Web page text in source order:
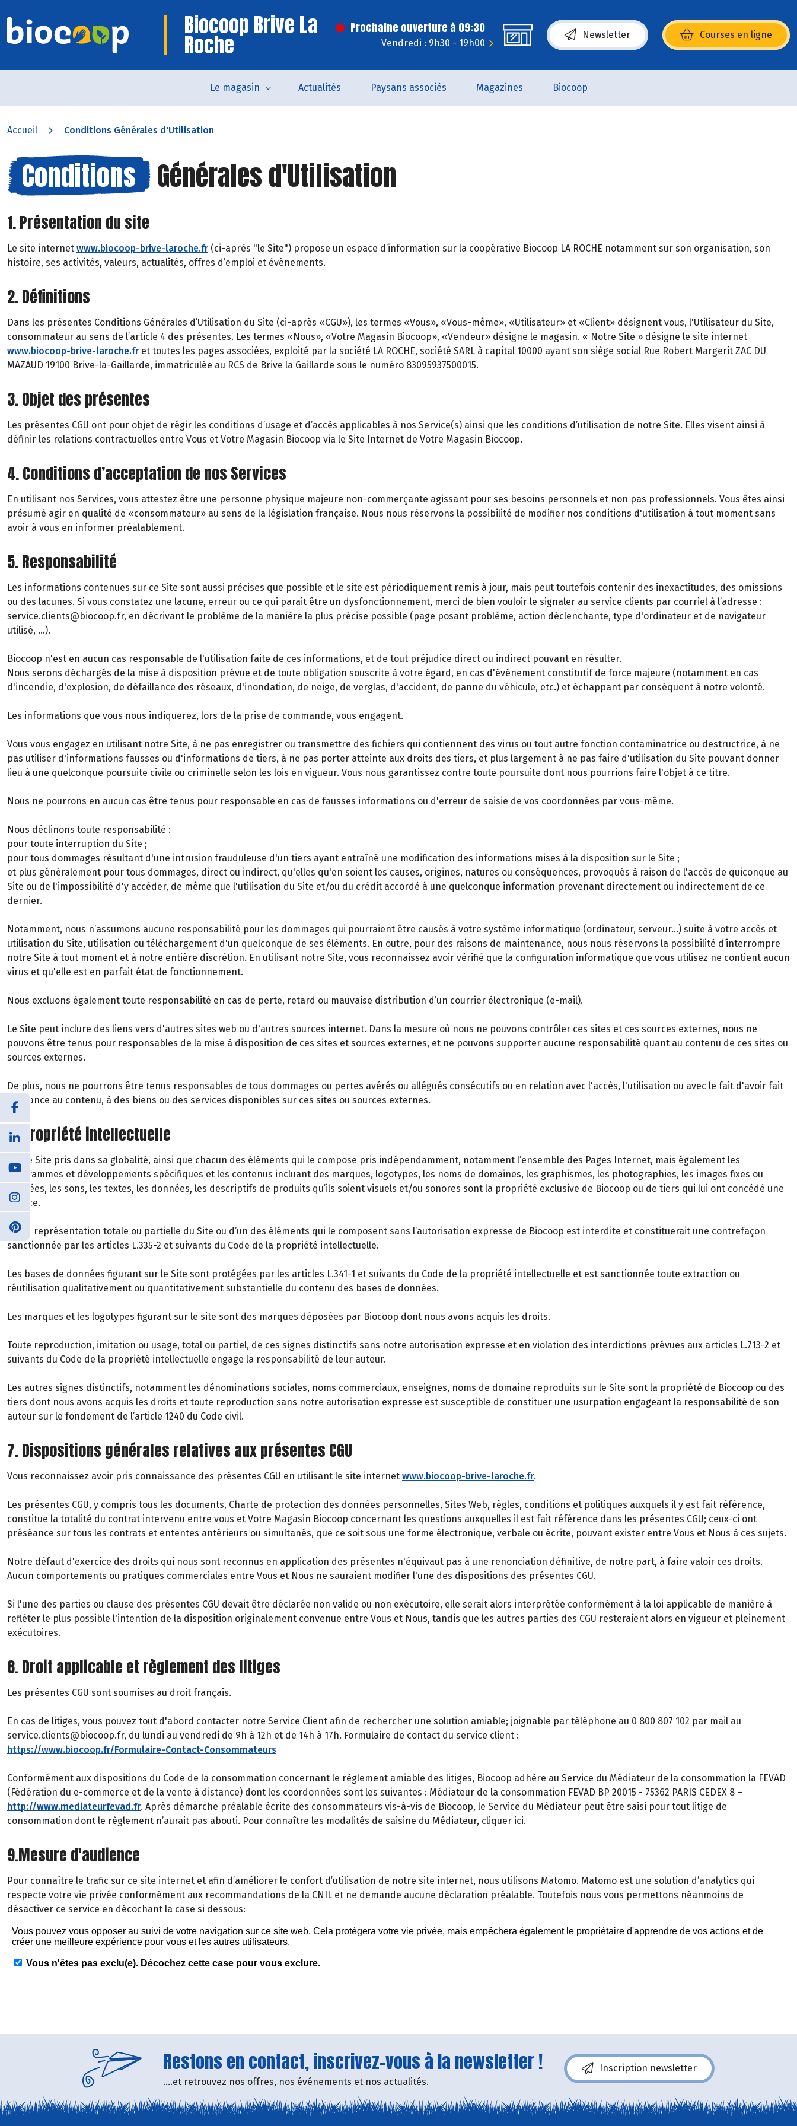
Biocoop Brive La
Roche
Prochaine ouverture à 09:30
Vendredi : 9h30 - 19h00
Newsletter Courses en ligne
(s’ouvre dans une nouvelle fenêtre)
Le magasin Actualités Paysans associés Magazines Biocoop
Accueil Conditions Générales d'Utilisation
Conditions Générales d'Utilisation
1. Présentation du site
Le site internet www.biocoop-brive-laroche.fr (ci-après "le Site") propose un espace d’information sur la coopérative Biocoop LA ROCHE notamment sur son organisation, son
histoire, ses activités, valeurs, actualités, offres d’emploi et évènements.
2. Définitions
Dans les présentes Conditions Générales d’Utilisation du Site (ci-après «CGU»), les termes «Vous», «Vous-même», «Utilisateur» et «Client» désignent vous, l'Utilisateur du Site,
consommateur au sens de l’article 4 des présentes. Les termes «Nous», «Votre Magasin Biocoop», «Vendeur» désigne le magasin. « Notre Site » désigne le site internet
www.biocoop-brive-laroche.fr et toutes les pages associées, exploité par la société LA ROCHE, société SARL à capital 10000 ayant son siège social Rue Robert Margerit ZAC DU
MAZAUD 19100 Brive-la-Gaillarde, immatriculée au RCS de Brive la Gaillarde sous le numéro 83095937500015.
3. Objet des présentes
Les présentes CGU ont pour objet de régir les conditions d’usage et d’accès applicables à nos Service(s) ainsi que les conditions d’utilisation de notre Site. Elles visent ainsi à
définir les relations contractuelles entre Vous et Votre Magasin Biocoop via le Site Internet de Votre Magasin Biocoop.
4. Conditions d’acceptation de nos Services
En utilisant nos Services, vous attestez être une personne physique majeure non-commerçante agissant pour ses besoins personnels et non pas professionnels. Vous êtes ainsi
présumé agir en qualité de «consommateur» au sens de la législation française. Nous nous réservons la possibilité de modifier nos conditions d'utilisation à tout moment sans
avoir à vous en informer préalablement.
5. Responsabilité
Les informations contenues sur ce Site sont aussi précises que possible et le site est périodiquement remis à jour, mais peut toutefois contenir des inexactitudes, des omissions
ou des lacunes. Si vous constatez une lacune, erreur ou ce qui parait être un dysfonctionnement, merci de bien vouloir le signaler au service clients par courriel à l’adresse :
service.clients@biocoop.fr, en décrivant le problème de la manière la plus précise possible (page posant problème, action déclenchante, type d'ordinateur et de navigateur
utilisé, …).
Biocoop n'est en aucun cas responsable de l'utilisation faite de ces informations, et de tout préjudice direct ou indirect pouvant en résulter.
Nous serons déchargés de la mise à disposition prévue et de toute obligation souscrite à votre égard, en cas d'événement constitutif de force majeure (notamment en cas
d'incendie, d'explosion, de défaillance des réseaux, d'inondation, de neige, de verglas, d'accident, de panne du véhicule, etc.) et échappant par conséquent à notre volonté.
Les informations que vous nous indiquerez, lors de la prise de commande, vous engagent.
Vous vous engagez en utilisant notre Site, à ne pas enregistrer ou transmettre des fichiers qui contiennent des virus ou tout autre fonction contaminatrice ou destructrice, à ne
pas utiliser d'informations fausses ou d'informations de tiers, à ne pas porter atteinte aux droits des tiers, et plus largement à ne pas faire d'utilisation du Site pouvant donner
lieu à une quelconque poursuite civile ou criminelle selon les lois en vigueur. Vous nous garantissez contre toute poursuite dont nous pourrions faire l'objet à ce titre.
Nous ne pourrons en aucun cas être tenus pour responsable en cas de fausses informations ou d'erreur de saisie de vos coordonnées par vous-même.
Nous déclinons toute responsabilité :
pour toute interruption du Site ;
pour tous dommages résultant d'une intrusion frauduleuse d'un tiers ayant entraîné une modification des informations mises à la disposition sur le Site ;
et plus généralement pour tous dommages, direct ou indirect, qu'elles qu'en soient les causes, origines, natures ou conséquences, provoqués à raison de l'accès de quiconque au
Site ou de l'impossibilité d'y accéder, de même que l'utilisation du Site et/ou du crédit accordé à une quelconque information provenant directement ou indirectement de ce
dernier.
Notamment, nous n’assumons aucune responsabilité pour les dommages qui pourraient être causés à votre système informatique (ordinateur, serveur…) suite à votre accès et
utilisation du Site, utilisation ou téléchargement d'un quelconque de ses éléments. En outre, pour des raisons de maintenance, nous nous réservons la possibilité d’interrompre
notre Site à tout moment et à notre entière discrétion. En utilisant notre Site, vous reconnaissez avoir vérifié que la configuration informatique que vous utilisez ne contient aucun
virus et qu'elle est en parfait état de fonctionnement.
Nous excluons également toute responsabilité en cas de perte, retard ou mauvaise distribution d’un courrier électronique (e-mail).
Le Site peut inclure des liens vers d'autres sites web ou d'autres sources internet. Dans la mesure où nous ne pouvons contrôler ces sites et ces sources externes, nous ne
pouvons être tenus pour responsables de la mise à disposition de ces sites et sources externes, et ne pouvons supporter aucune responsabilité quant au contenu de ces sites ou
sources externes.
De plus, nous ne pourrons être tenus responsables de tous dommages ou pertes avérés ou allégués consécutifs ou en relation avec l'accès, l'utilisation ou avec le fait d'avoir fait
confiance au contenu, à des biens ou des services disponibles sur ces sites ou sources externes.
6. Propriété intellectuelle
Notre Site pris dans sa globalité, ainsi que chacun des éléments qui le compose pris indépendamment, notamment l’ensemble des Pages Internet, mais également les
programmes et développements spécifiques et les contenus incluant des marques, logotypes, les noms de domaines, les graphismes, les photographies, les images fixes ou
animées, les sons, les textes, les données, les descriptifs de produits qu’ils soient visuels et/ou sonores sont la propriété exclusive de Biocoop ou de tiers qui lui ont concédé une
licence.
Toute représentation totale ou partielle du Site ou d’un des éléments qui le composent sans l’autorisation expresse de Biocoop est interdite et constituerait une contrefaçon
sanctionnée par les articles L.335-2 et suivants du Code de la propriété intellectuelle.
Les bases de données figurant sur le Site sont protégées par les articles L.341-1 et suivants du Code de la propriété intellectuelle et est sanctionnée toute extraction ou
réutilisation qualitativement ou quantitativement substantielle du contenu des bases de données.
Les marques et les logotypes figurant sur le site sont des marques déposées par Biocoop dont nous avons acquis les droits.
Toute reproduction, imitation ou usage, total ou partiel, de ces signes distinctifs sans notre autorisation expresse et en violation des interdictions prévues aux articles L.713-2 et
suivants du Code de la propriété intellectuelle engage la responsabilité de leur auteur.
Les autres signes distinctifs, notamment les dénominations sociales, noms commerciaux, enseignes, noms de domaine reproduits sur le Site sont la propriété de Biocoop ou des
tiers dont nous avons acquis les droits et toute reproduction sans notre autorisation expresse est susceptible de constituer une usurpation engageant la responsabilité de son
auteur sur le fondement de l’article 1240 du Code civil.
7. Dispositions générales relatives aux présentes CGU
Vous reconnaissez avoir pris connaissance des présentes CGU en utilisant le site internet www.biocoop-brive-laroche.fr.
Les présentes CGU, y compris tous les documents, Charte de protection des données personnelles, Sites Web, règles, conditions et politiques auxquels il y est fait référence,
constitue la totalité du contrat intervenu entre vous et Votre Magasin Biocoop concernant les questions auxquelles il est fait référence dans les présentes CGU; ceux-ci ont
préséance sur tous les contrats et ententes antérieurs ou simultanés, que ce soit sous une forme électronique, verbale ou écrite, pouvant exister entre Vous et Nous à ces sujets.
Notre défaut d'exercice des droits qui nous sont reconnus en application des présentes n'équivaut pas à une renonciation définitive, de notre part, à faire valoir ces droits.
Aucun comportements ou pratiques commerciales entre Vous et Nous ne sauraient modifier l'une des dispositions des présentes CGU.
Si l'une des parties ou clause des présentes CGU devait être déclarée non valide ou non exécutoire, elle serait alors interprétée conformément à la loi applicable de manière à
refléter le plus possible l'intention de la disposition originalement convenue entre Vous et Nous, tandis que les autres parties des CGU resteraient alors en vigueur et pleinement
exécutoires.
8. Droit applicable et règlement des litiges
Les présentes CGU sont soumises au droit français.
En cas de litiges, vous pouvez tout d'abord contacter notre Service Client afin de rechercher une solution amiable; joignable par téléphone au 0 800 807 102 par mail au
service.clients@biocoop.fr, du lundi au vendredi de 9h à 12h et de 14h à 17h. Formulaire de contact du service client :
https://www.biocoop.fr/Formulaire-Contact-Consommateurs
Conformément aux dispositions du Code de la consommation concernant le règlement amiable des litiges, Biocoop adhère au Service du Médiateur de la consommation la FEVAD
(Fédération du e-commerce et de la vente à distance) dont les coordonnées sont les suivantes : Médiateur de la consommation FEVAD BP 20015 - 75362 PARIS CEDEX 8 –
http://www.mediateurfevad.fr. Après démarche préalable écrite des consommateurs vis-à-vis de Biocoop, le Service du Médiateur peut être saisi pour tout litige de
consommation dont le règlement n’aurait pas abouti. Pour connaître les modalités de saisine du Médiateur, cliquer ici.
9.Mesure d'audience
Pour connaître le trafic sur ce site internet et afin d’améliorer le confort d’utilisation de notre site internet, nous utilisons Matomo. Matomo est une solution d’analytics qui
respecte votre vie privée conformément aux recommandations de la CNIL et ne demande aucune déclaration préalable. Toutefois nous vous permettons néanmoins de
désactiver ce service en décochant la case si dessous:
Restons en contact, inscrivez-vous à la newsletter !
....et retrouvez nos offres, nos événements et nos actualités.
Inscription newsletter